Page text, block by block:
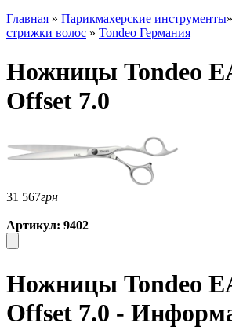
Главная » Парикмахерские инструменты»
стрижки волос » Tondeo Германия
Ножницы Tondeo
Offset 7.0
31 567грн
Артикул: 9402
Ножницы Tondeo
Offset 7.0 -